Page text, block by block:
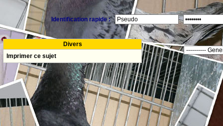
Identification rapide :
Divers
Imprimer ce sujet